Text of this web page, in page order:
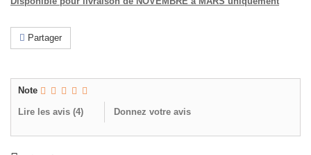
Partager
Note
Lire les avis (4) Donnez votre avis